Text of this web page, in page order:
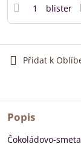
blister
Přidat k
Popis
Čokoládovo-